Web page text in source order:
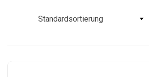
Standardsortierung